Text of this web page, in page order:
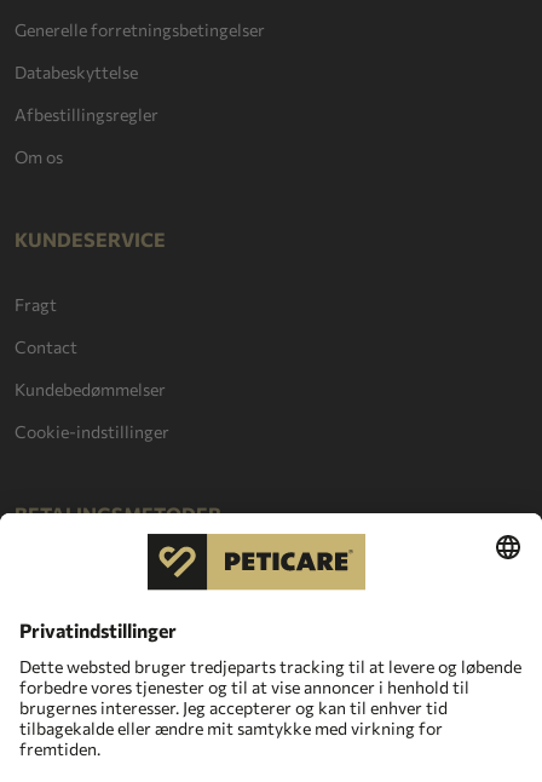
Generelle forretningsbetingelser
Databeskyttelse
Afbestillingsregler
Om os
KUNDESERVICE
Fragt
Contact
Kundebedømmelser
Cookie-indstillinger
BETALINGSMETODER